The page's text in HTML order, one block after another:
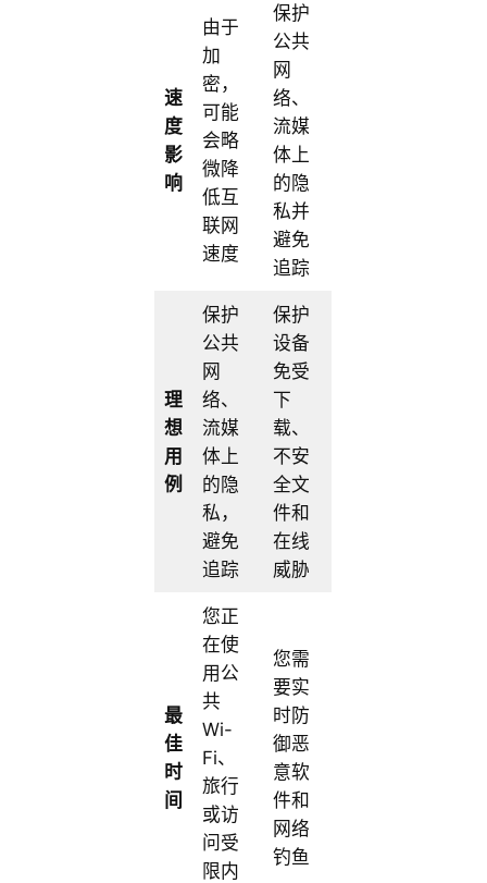
速
度
影
响
由于
加
密，
可能
会略
微降
低互
联网
速度
保护
公共
网
络、
流媒
体上
的隐
私并
避免
追踪
理
想
用
例
保护
公共
网
络、
流媒
体上
的隐
私，
避免
追踪
保护
设备
免受
下
载、
不安
全文
件和
在线
威胁
最
佳
时
间
您正
在使
用公
共
Wi-
Fi、
旅行
或访
问受
限内
您需
要实
时防
御恶
意软
件和
网络
钓鱼